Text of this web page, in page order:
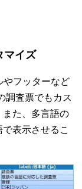
マイズ
やフッターなど
調査票でもカス
また、多言語の
表示させるこ